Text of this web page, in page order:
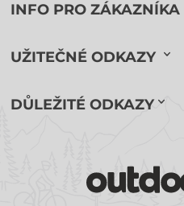
INFO PRO ZÁKAZNÍKA
UŽITEČNÉ ODKAZY
DŮLEŽITÉ ODKAZY